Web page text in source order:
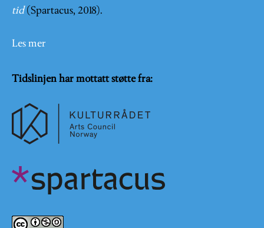
tid (Spartacus, 2018).
Les mer
Tidslinjen har mottatt støtte fra: